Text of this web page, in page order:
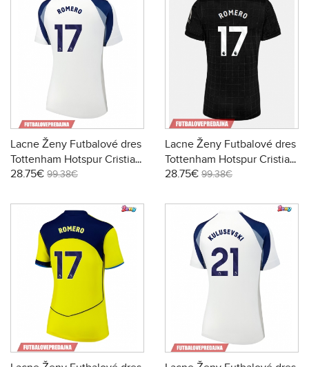
Lacne Ženy Futbalové dres
Tottenham Hotspur Cristian
Romero #17 2025-26 Krátky
28.75€ 99.38€
Lacne Ženy Futbalové dres
Tottenham Hotspur Cristian
Romero #17 2025-26 Krátky
28.75€ 99.38€